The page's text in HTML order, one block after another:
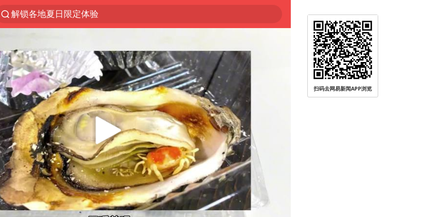
解锁各地夏日限定体验
台风白海豚闭眼浙江上海处于危险半圆
香港宏福苑火灾或由烟头引起
浙江金华：市民非必要不外出
网约车司机充电时猝死保险拒赔
中国父女泰国骑摩托车坠崖1死1伤
白海豚将正面袭击贯穿浙江
周末打虎 宋致远被查
浙江台州《告全体市民书》
上半年国内居民出游人次34.63亿
刘浩存百花奖开幕式红裙起舞
扫码去网易新闻APP浏览